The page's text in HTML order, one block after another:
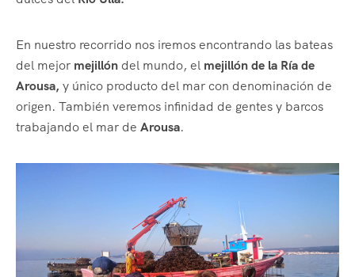
En nuestro recorrido nos iremos encontrando las bateas
del mejor mejillón del mundo, el mejillón de la Ría de
Arousa, y único producto del mar con denominación de
origen. También veremos infinidad de gentes y barcos
trabajando el mar de Arousa.